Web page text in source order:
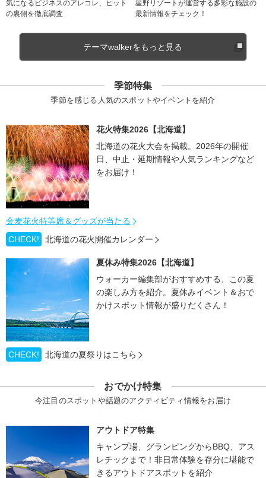
気になるビジネスのアレコレ、ヒット
の裏側を徹底調査
星野リゾートが運営する多彩な施設の
最新情報をチェック！
テーマwalkerをもっと見る
季節特集
季節を感じる人気のスポットやイベントを紹介
花火特集2026【北海道】
北海道の花火大会を掲載。2026年の開催
日、中止・延期情報や人気ランキングなど
をお届け！
金麦花火特等席＆グッズが当たる
CHECK!
北海道の花火開催カレンダー
夏休み特集2026【北海道】
ウォーカー編集部がおすすめする、この夏
の楽しみ方を紹介。夏休みイベント＆おで
かけスポット情報が盛りだくさん！
CHECK! 北海道の夏祭りはこちら
おでかけ特集
今注目のスポットや話題のアクティビティ情報をお届け
アウトドア特集
キャンプ場、グランピングからBBQ、アス
レチックまで！非日常体験を存分に堪能で
きるアウトドアスポットを紹介